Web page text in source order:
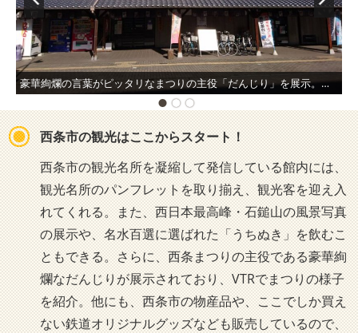
豪華絢爛の言葉がピッタリなまつりの主役「だんじり」を展示。細部までじっくり見ることができる。
西条市の観光はここからスタート！
西条市の観光名所を凝縮して発信している館内には、
観光名所のパンフレットを取り揃え、観光客を迎え入
れてくれる。また、西日本最高峰・石鎚山の風景写真
の展示や、名水百選に選ばれた「うちぬき」を飲むこ
ともできる。さらに、西条まつりの主役である豪華絢
爛なだんじりが展示されており、VTRでまつりの様子
を紹介。他にも、西条市の物産品や、ここでしか買え
ない鉄道オリジナルグッズなども販売しているので、